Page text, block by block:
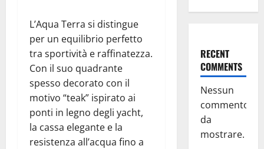
L’Aqua Terra si distingue
per un equilibrio perfetto
tra sportività e raffinatezza.
Con il suo quadrante
spesso decorato con il
motivo “teak” ispirato ai
ponti in legno degli yacht,
la cassa elegante e la
resistenza all’acqua fino a
RECENT
COMMENTS
Nessun
commento
da
mostrare.